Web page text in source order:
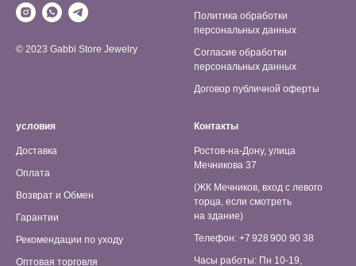
© 2023 Gabbi Store Jewelry
Политика обработки
персональных данных
Согласие обработки
персональных данных
Договор публичной оферты
условия
Доставка
Оплата
Возврат и Обмен
Гарантии
Рекомендации по уходу
Оптовая торговля
Контакты
Ростов-на-Дону, улица
Мечникова 37
(ЖК Мечников, вход с левого
торца, если смотреть
на здание)
Телефон: +7 928 900 90 38
Часы работы: Пн 10-19,